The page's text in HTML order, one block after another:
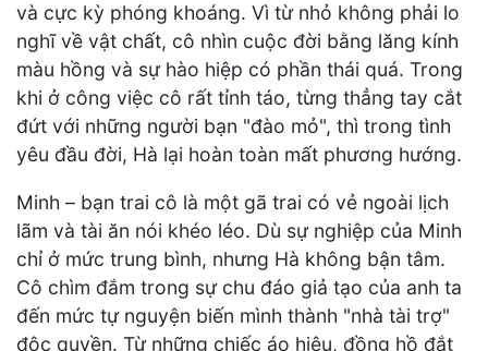
và cực kỳ phóng khoáng. Vì từ nhỏ không phải lo
nghĩ về vật chất, cô nhìn cuộc đời bằng lăng kính
màu hồng và sự hào hiệp có phần thái quá. Trong
khi ở công việc cô rất tỉnh táo, từng thẳng tay cắt
đứt với những người bạn "đào mỏ", thì trong tình
yêu đầu đời, Hà lại hoàn toàn mất phương hướng.
Minh – bạn trai cô là một gã trai có vẻ ngoài lịch
lãm và tài ăn nói khéo léo. Dù sự nghiệp của Minh
chỉ ở mức trung bình, nhưng Hà không bận tâm.
Cô chìm đắm trong sự chu đáo giả tạo của anh ta
đến mức tự nguyện biến mình thành "nhà tài trợ"
độc quyền. Từ những chiếc áo hiệu, đồng hồ đắt